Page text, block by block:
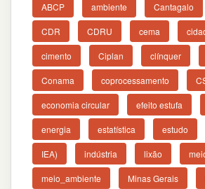
ABCP ambiente Cantagalo
CDR CDRU cema
cimento Ciplan clínquer
Conama coprocessamento
economia circular efeito estufa
energia estatística estudo
IEA) indústria lixão
meio_ambiente Minas Gerais